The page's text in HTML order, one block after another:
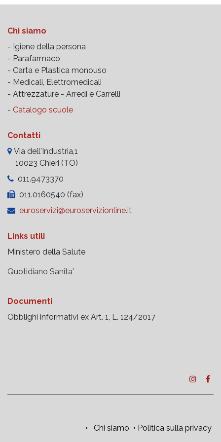
Chi siamo
- Igiene della persona
- Parafarmaco
- Carta e Plastica monouso
- Medicali, Elettromedicali
- Attrezzature - Arredi e Carrelli
- Catalogo scuole
Contatti
Via dell'Industria,1
10023 Chieri (TO)
011.9473370
011.0160540 (fax)
euroservizi@euroservizionline.it
Links utili
Ministero della Salute
Quotidiano Sanita'
Documenti
Obblighi informativi ex Art. 1, L. 124/2017
• Chi siamo • Politica sulla privacy